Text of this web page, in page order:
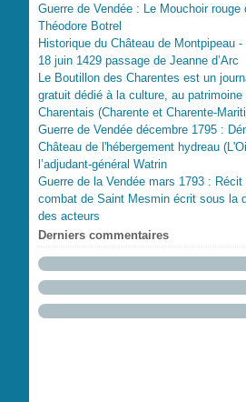
Guerre de Vendée : Le Mouchoir rouge
Théodore Botrel
Historique du Château de Montpipeau
18 juin 1429 passage de Jeanne d’Arc
Le Boutillon des Charentes est un
gratuit dédié à la culture, au
Charentais (Charente et Charente-
Guerre de Vendée décembre 1795 :
Château de l'hébergement hydreau
l’adjudant-général Watrin
Guerre de la Vendée mars 1793 : Récit
combat de Saint Mesmin écrit sous la
des acteurs
Derniers commentaires